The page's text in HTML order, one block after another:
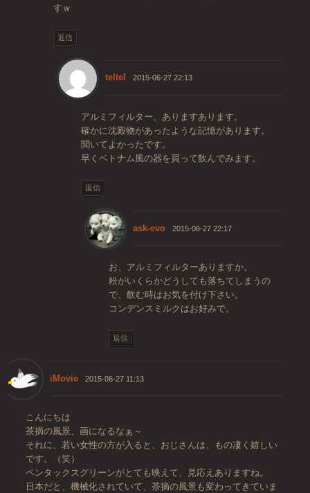
すｗ
返信
teltel 2015-06-27 22:13
アルミフィルター、ありますあります。
確かに沈殿物があったような記憶があります。
聞いてよかったです。
早くベトナム風の器を買って飲んでみます。
返信
ask-evo 2015-06-27 22:17
お、アルミフィルターありますか。
粉がいくらかどうしても落ちてしまうの
で、飲む時はお気を付け下さい。
コンデンスミルクはお好みで。
返信
iMovie 2015-06-27 11:13
こんにちは
茶摘の風景、画になるなぁ～
それに、若い女性の方が入ると、おじさんは、もの凄く嬉しい
です。（笑）
ペンタックスグリーンがとても映えて、見応えありますね。
日本だと、機械化されていて、茶摘の風景も変わってきていま